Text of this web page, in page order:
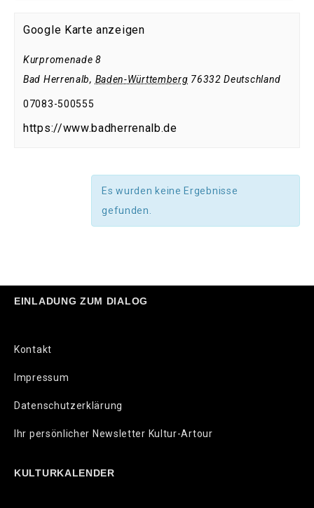
Google Karte anzeigen
Kurpromenade 8
Bad Herrenalb, Baden-Württemberg 76332 Deutschland
07083-500555
https://www.badherrenalb.de
Es wurden keine Ergebnisse
gefunden.
EINLADUNG ZUM DIALOG
Kontakt
Impressum
Datenschutzerklärung
Ihr persönlicher Newsletter Kultur-Artour
KULTURKALENDER